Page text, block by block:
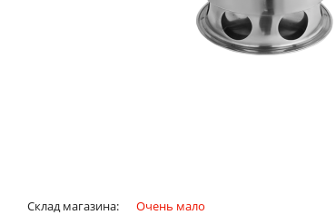
Склад магазина: Очень мало